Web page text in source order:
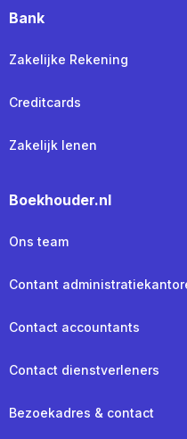
Bank
Zakelijke Rekening
Creditcards
Zakelijk lenen
Boekhouder.nl
Ons team
Contant
Contact accountants
Contact dienstverleners
Bezoekadres & contact